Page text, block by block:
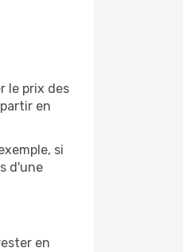
le prix des
en
si
d'une
en